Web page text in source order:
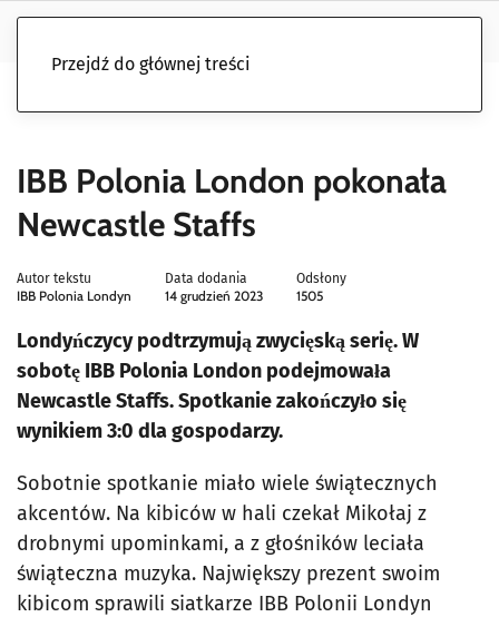
Przejdź do głównej treści
IBB Polonia London pokonała
Newcastle Staffs
Autor tekstu
IBB Polonia Londyn
Data dodania
14 grudzień 2023
Odsłony
1505
Londyńczycy podtrzymują zwycięską serię. W
sobotę IBB Polonia London podejmowała
Newcastle Staffs. Spotkanie zakończyło się
wynikiem 3:0 dla gospodarzy.
Sobotnie spotkanie miało wiele świątecznych
akcentów. Na kibiców w hali czekał Mikołaj z
drobnymi upominkami, a z głośników leciała
świąteczna muzyka. Największy prezent swoim
kibicom sprawili siatkarze IBB Polonii Londyn